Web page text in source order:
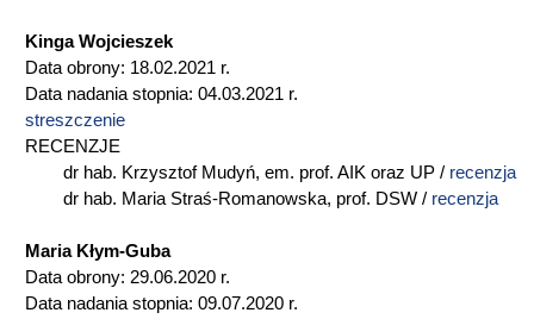
Kinga Wojcieszek
Data obrony: 18.02.2021 r.
Data nadania stopnia: 04.03.2021 r.
streszczenie
RECENZJE
dr hab. Krzysztof Mudyń, em. prof. AIK oraz UP / recenzja
dr hab. Maria Straś-Romanowska, prof. DSW / recenzja
Maria Kłym-Guba
Data obrony: 29.06.2020 r.
Data nadania stopnia: 09.07.2020 r.